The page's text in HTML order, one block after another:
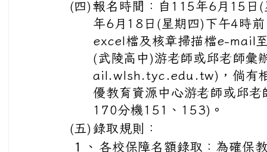
(四) 報名時間：自115年6月15日
年6月18日(星期四)下午4時
excel檔及核章掃描檔e-mail
(武陵高中)游老師或邱老師
ail.wlsh.tyc.edu.tw)，倘有
優教育資源中心游老師或邱
170分機151、153)。
(五) 錄取規則：
１、 各校保障名額錄取：為確保